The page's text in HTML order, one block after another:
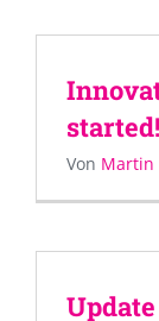
started!
Von Martin